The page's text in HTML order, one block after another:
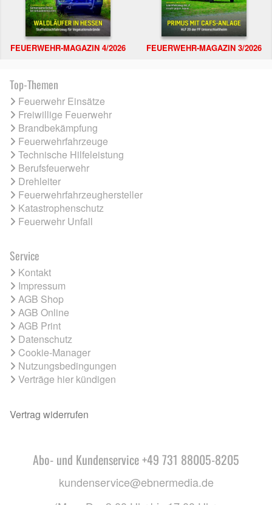
FEUERWEHR-MAGAZIN 4/2026 FEUERWEHR-MAGAZIN 3/2026
Top-Themen
Feuerwehr Einsätze
Freiwillige Feuerwehr
Brandbekämpfung
Feuerwehrfahrzeuge
Technische Hilfeleistung
Berufsfeuerwehr
Drehleiter
Feuerwehrfahrzeughersteller
Katastrophenschutz
Feuerwehr Unfall
Service
Kontakt
Impressum
AGB Shop
AGB Online
AGB Print
Datenschutz
Cookie-Manager
Nutzungsbedingungen
Verträge hier kündigen
Vertrag widerrufen
Abo- und Kundenservice +49 731 88005-8205
kundenservice@ebnermedia.de